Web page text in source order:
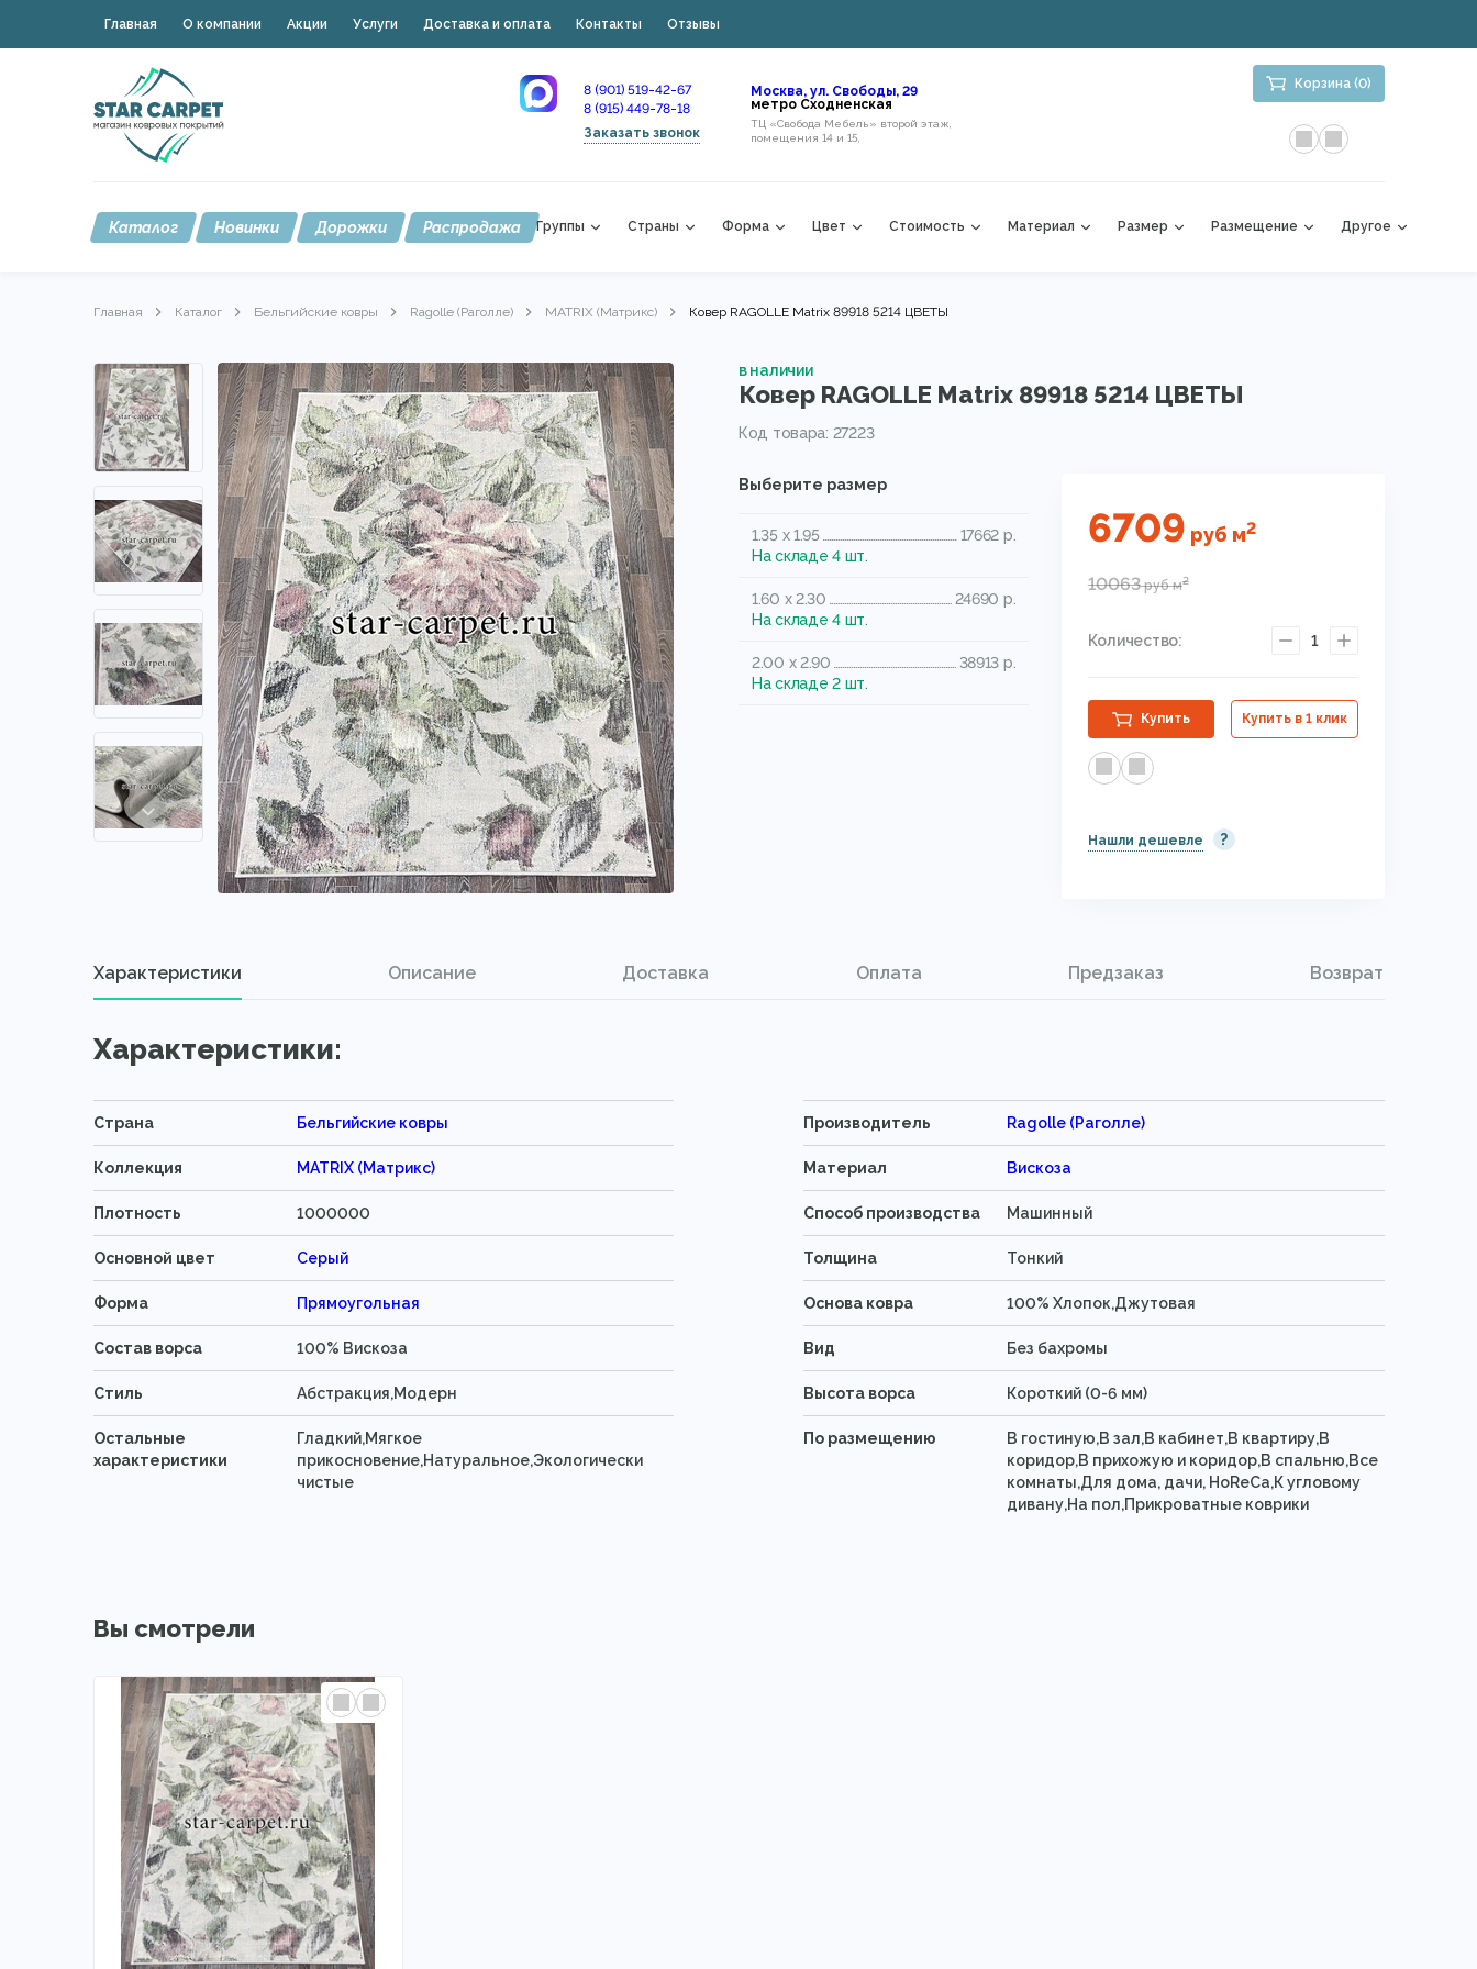
Главная О компании Акции Услуги Доставка и оплата Контакты Отзывы
8 (901) 519-42-67
8 (915) 449-78-18
Заказать звонок
Москва, ул. Свободы, 29
метро Сходненская
ТЦ «Свобода Мебель» второй этаж,
помещения 14 и 15,
Корзина (0)
Каталог Новинки Дорожки Распродажа Группы Страны Форма Цвет Стоимость Материал Размер Размещение Другое
Главная Каталог Бельгийские ковры Ragolle (Раголле) MATRIX (Матрикс) Ковер RAGOLLE Matrix 89918 5214 ЦВЕТЫ
в наличии
Ковер RAGOLLE Matrix 89918 5214 ЦВЕТЫ
Код товара: 27223
Выберите размер
1.35 x 1.95
17662 р.
На складе 4 шт.
1.60 x 2.30
24690 р.
На складе 4 шт.
2.00 x 2.90
38913 р.
На складе 2 шт.
6709 руб м2
10063рубм2
Количество: 1
Купить Купить в 1 клик
Нашли дешевле ?
Характеристики Описание Доставка Оплата Предзаказ Возврат
Характеристики:
Страна Бельгийские ковры Производитель Ragolle (Раголле)
Коллекция MATRIX (Матрикс) Материал Вискоза
Плотность 1000000 Способ производства Машинный
Основной цвет Серый Толщина Тонкий
Форма Прямоугольная Основа ковра 100% Хлопок,Джутовая
Состав ворса 100% Вискоза Вид Без бахромы
Стиль Абстракция,Модерн Высота ворса Короткий (0-6 мм)
Остальные
характеристики
Гладкий,Мягкое
прикосновение,Натуральное,Экологически
чистые
По размещению
В гостиную,В зал,В кабинет,В квартиру,В
коридор,В прихожую и коридор,В спальню,Все
комнаты,Для дома, дачи, HoReCa,К угловому
дивану,На пол,Прикроватные коврики
Вы смотрели